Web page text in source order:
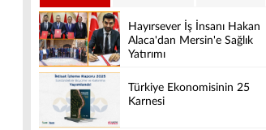
Hayırsever İş İnsanı Hakan
Alaca'dan Mersin'e Sağlık
Yatırımı
Türkiye Ekonomisinin 25
Karnesi